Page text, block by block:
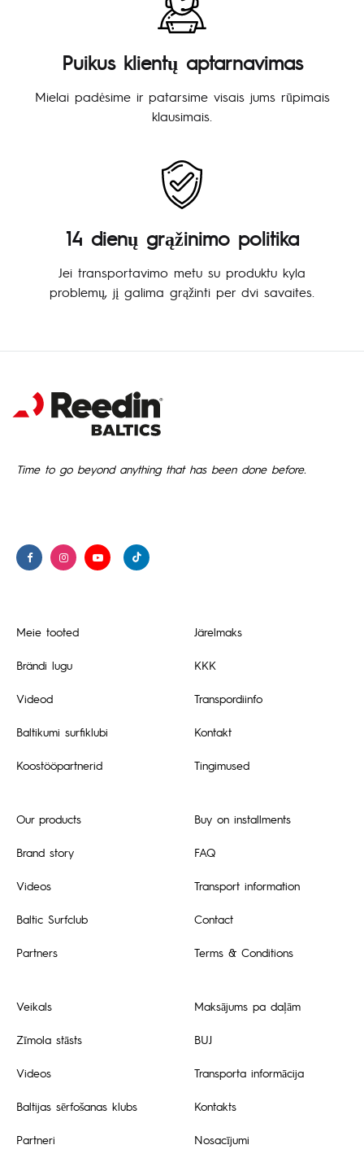
Puikus klientų aptarnavimas
Mielai padėsime ir patarsime visais jums rūpimais
klausimais.
14 dienų grąžinimo politika
Jei transportavimo metu su produktu kyla
problemų, jį galima grąžinti per dvi savaites.
Time to go beyond anything that has been done before.
Meie tooted
Brändi lugu
Videod
Baltikumi surfiklubi
Koostööpartnerid
Our products
Brand story
Videos
Baltic Surfclub
Partners
Veikals
Zīmola stāsts
Videos
Baltijas sērfošanas klubs
Partneri
Järelmaks
KKK
Transpordiinfo
Kontakt
Tingimused
Buy on installments
FAQ
Transport information
Contact
Terms & Conditions
Maksājums pa daļām
BUJ
Transporta informācija
Kontakts
Nosacījumi